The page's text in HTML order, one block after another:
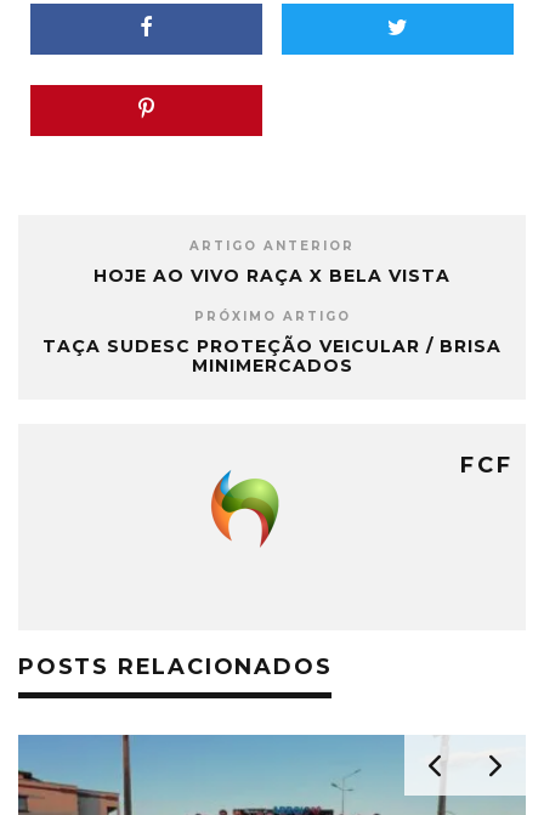
ARTIGO ANTERIOR
HOJE AO VIVO RAÇA X BELA VISTA
PRÓXIMO ARTIGO
TAÇA SUDESC PROTEÇÃO VEICULAR / BRISA
MINIMERCADOS
FCF
POSTS RELACIONADOS